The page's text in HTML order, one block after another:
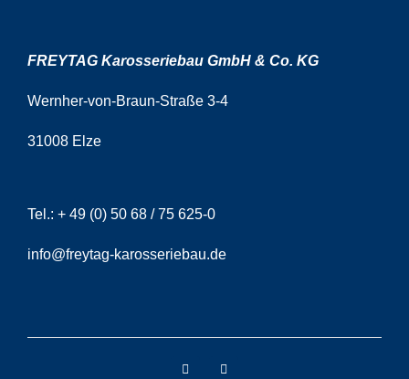
FREYTAG Karosseriebau GmbH & Co. KG
Wernher-von-Braun-Straße 3-4
31008 Elze
Tel.: + 49 (0) 50 68 / 75 625-0
info@freytag-karosseriebau.de